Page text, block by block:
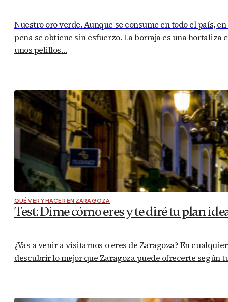
Nuestro oro verde. Aunque se consume en todo el país,
pena se obtiene sin esfuerzo. La borraja es una
unos pelillos…
QUÉ VER Y HACER EN ZARAGOZA
Test: Dime cómo eres y te diré tu plan
¿Vas a venir a visitarnos o eres de Zaragoza? En
descubrir lo mejor que Zaragoza puede ofrecerte según